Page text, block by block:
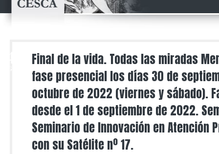
Final de la vida. Todas las miradas
fase presencial los días 30 de
octubre de 2022 (viernes y sábado).
desde el 1 de septiembre de 2022.
Seminario de Innovación en Atención
con su Satélite nº 17.